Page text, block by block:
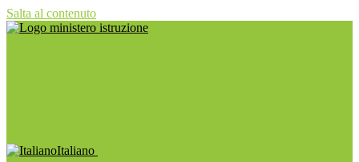
Salta al contenuto
Italiano